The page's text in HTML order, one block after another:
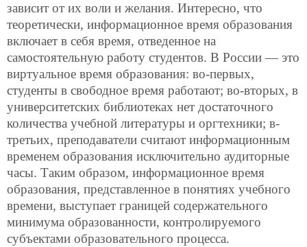
зависит от их воли и желания. Интересно, что
теоретически, информационное время образования
включает в себя время, отведенное на
самостоятельную работу студентов. В России — это
виртуальное время образования: во-первых,
студенты в свободное время работают; во-вторых, в
университетских библиотеках нет достаточного
количества учебной литературы и оргтехники; в-
третьих, преподаватели считают информационным
временем образования исключительно аудиторные
часы. Таким образом, информационное время
образования, представленное в понятиях учебного
времени, выступает границей содержательного
минимума образованности, контролируемого
субъектами образовательного процесса.